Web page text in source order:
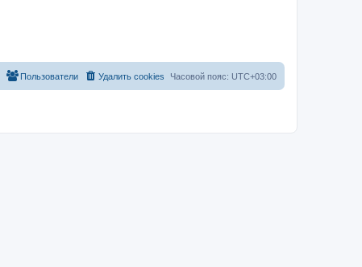
Часовой пояс: UTC+03:00
Удалить cookies
Пользователи